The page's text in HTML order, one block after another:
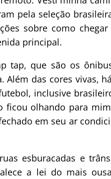
pela seleção
sobre como
principal.
tap, que são os
Além das cores vivas,
inclusive
ficou olhando para
em seu ar
esburacadas e
a lei do mais